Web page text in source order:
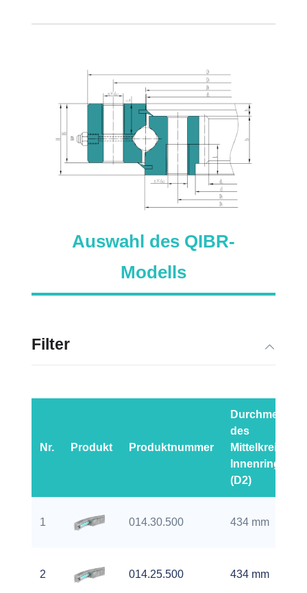
Auswahl des QIBR-
Modells
Filter
Nr. Produkt Produktnummer
Durchmesser
des
Mittelkreises-
Innenring
(D2)
1 014.30.500 434 mm
2 014.25.500 434 mm